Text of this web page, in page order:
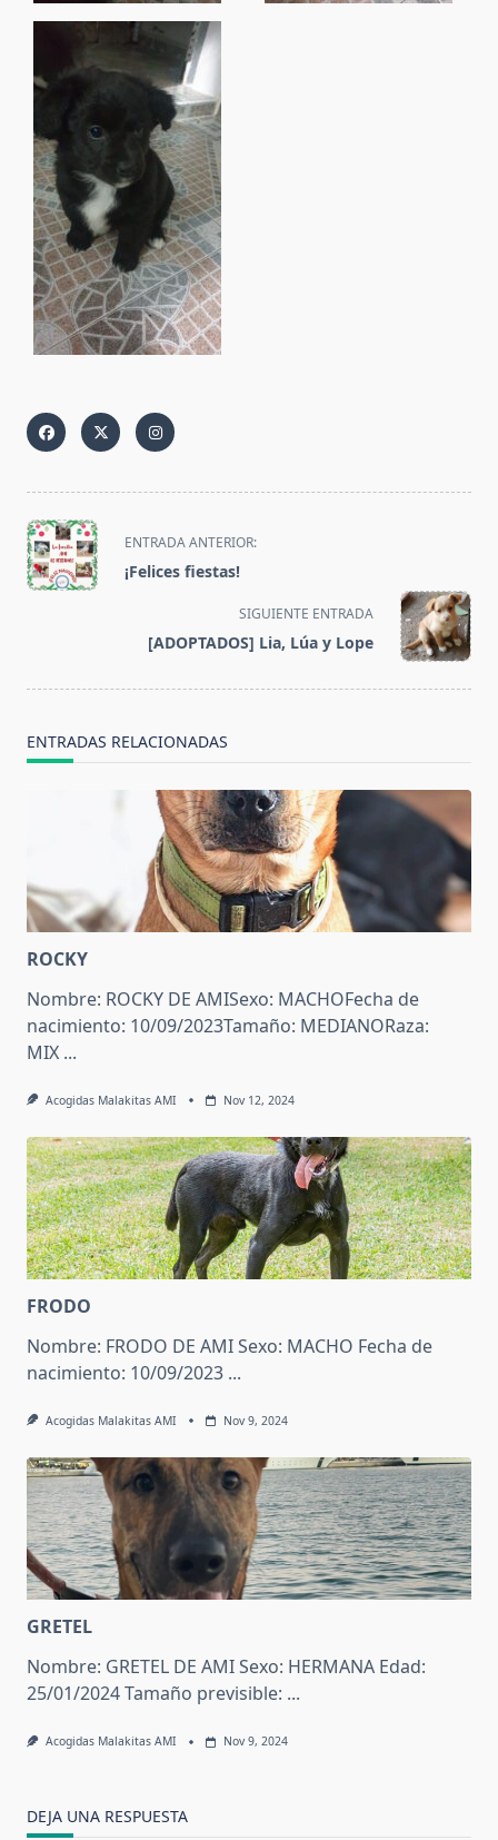
<span
class="nav-
subtitle
ENTRADA ANTERIOR:
¡Felices fiestas!
SIGUIENTE ENTRADA
[ADOPTADOS] Lia, Lúa y Lope
ENTRADAS RELACIONADAS
ROCKY
Nombre: ROCKY DE AMISexo: MACHOFecha de
nacimiento: 10/09/2023Tamaño: MEDIANORaza:
MIX ...
Acogidas Malakitas AMI Nov 12, 2024
FRODO
Nombre: FRODO DE AMI Sexo: MACHO Fecha de
nacimiento: 10/09/2023 ...
Acogidas Malakitas AMI Nov 9, 2024
GRETEL
Nombre: GRETEL DE AMI Sexo: HERMANA Edad:
25/01/2024 Tamaño previsible: ...
Acogidas Malakitas AMI Nov 9, 2024
DEJA UNA RESPUESTA